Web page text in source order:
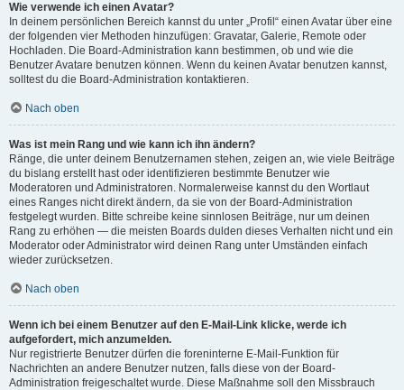
Wie verwende ich einen Avatar?
In deinem persönlichen Bereich kannst du unter „Profil“ einen Avatar über eine
der folgenden vier Methoden hinzufügen: Gravatar, Galerie, Remote oder
Hochladen. Die Board-Administration kann bestimmen, ob und wie die
Benutzer Avatare benutzen können. Wenn du keinen Avatar benutzen kannst,
solltest du die Board-Administration kontaktieren.
Nach oben
Was ist mein Rang und wie kann ich ihn ändern?
Ränge, die unter deinem Benutzernamen stehen, zeigen an, wie viele Beiträge
du bislang erstellt hast oder identifizieren bestimmte Benutzer wie
Moderatoren und Administratoren. Normalerweise kannst du den Wortlaut
eines Ranges nicht direkt ändern, da sie von der Board-Administration
festgelegt wurden. Bitte schreibe keine sinnlosen Beiträge, nur um deinen
Rang zu erhöhen — die meisten Boards dulden dieses Verhalten nicht und ein
Moderator oder Administrator wird deinen Rang unter Umständen einfach
wieder zurücksetzen.
Nach oben
Wenn ich bei einem Benutzer auf den E-Mail-Link klicke, werde ich
aufgefordert, mich anzumelden.
Nur registrierte Benutzer dürfen die foreninterne E-Mail-Funktion für
Nachrichten an andere Benutzer nutzen, falls diese von der Board-
Administration freigeschaltet wurde. Diese Maßnahme soll den Missbrauch